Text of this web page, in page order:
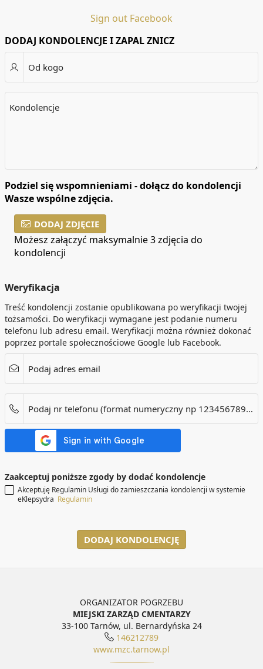
Sign out Facebook
DODAJ KONDOLENCJE I ZAPAL ZNICZ
Od kogo
Kondolencje
Podziel się wspomnieniami - dołącz do kondolencji
Wasze wspólne zdjęcia.
DODAJ ZDJĘCIE
Możesz załączyć maksymalnie 3 zdjęcia do
kondolencji
Weryfikacja
Treść kondolencji zostanie opublikowana po weryfikacji twojej
tożsamości. Do weryfikacji wymagane jest podanie numeru
telefonu lub adresu email. Weryfikacji można również dokonać
poprzez portale społecznościowe Google lub Facebook.
Podaj adres email
Podaj nr telefonu (format numeryczny np 123456789). Dotyczy tylko numerów w Polsce.
Zaakceptuj poniższe zgody by dodać kondolencje
Akceptuję Regulamin Usługi do zamieszczania kondolencji w systemie
eKlepsydra Regulamin
DODAJ KONDOLENCJĘ
ORGANIZATOR POGRZEBU
MIEJSKI ZARZĄD CMENTARZY
33-100 Tarnów, ul. Bernardyńska 24
146212789
www.mzc.tarnow.pl